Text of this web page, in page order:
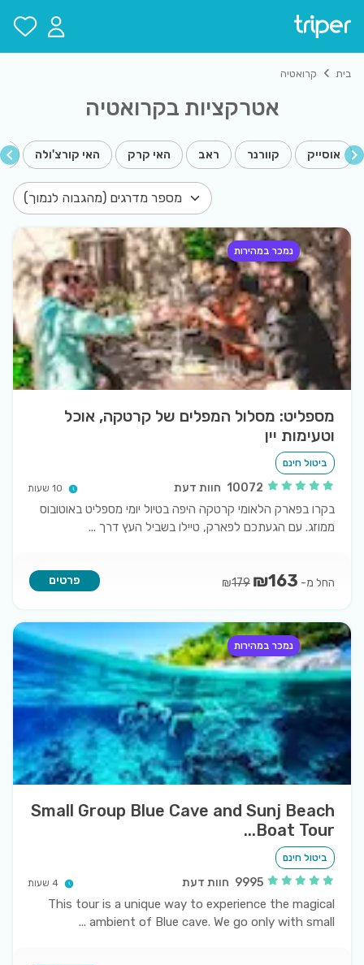
בית קרואטיה
אטרקציות בקרואטיה
אוסייק קוורנר ראב האי קרק האי קורצ'ולה
נמכר במהירות
מספליט: מסלול המפלים של קרטקה, אוכל
וטעימות יין
ביטול חינם
10072 חוות דעת 10 שעות
בקרו בפארק הלאומי קרטקה היפה בטיול יומי מספליט באוטובוס
ממוזג. עם הגעתכם לפארק, טיילו בשביל העץ דרך ...
החל מ- ₪163
179 פרטים
נמכר במהירות
Small Group Blue Cave and Sunj Beach
Boat Tour...
ביטול חינם
9995 חוות דעת 4 שעות
This tour is a unique way to experience the magical
ambient of Blue cave. We go only with small
...